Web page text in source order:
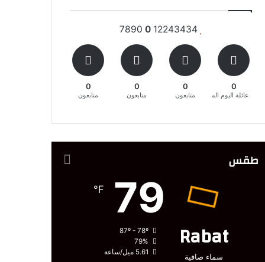
12243434
0
0
عائلة اليوم السابع المغربية
0
متابعون
0
متابعون
0
متابعون
طقس
Rabat
سماء صافية
79
℉
79%
5.61 ميل/ساعة